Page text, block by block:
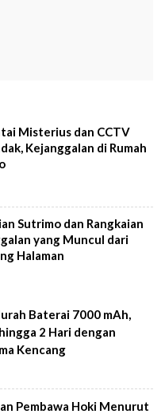
Misterius dan CCTV
Kejanggalan di Rumah
Sutrimo dan Rangkaian
yang Muncul dari
Halaman
Baterai 7000 mAh,
2 Hari dengan
Kencang
Pembawa Hoki Menurut